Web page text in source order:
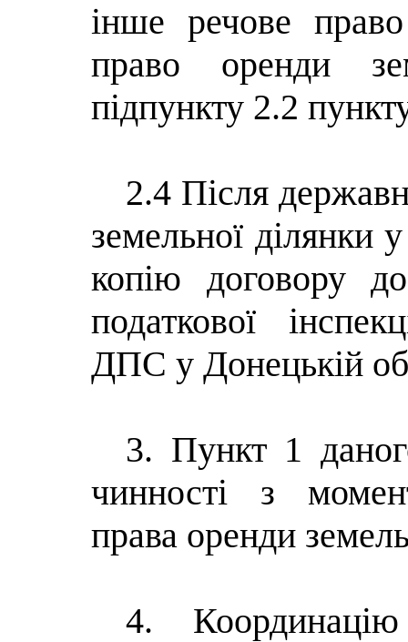
інше речове
право оренди
підпункту 2.2
2.4 Після
земельної ділянки
копію договору
податкової
ДПС у Донецькій
3. Пункт 1
чинності з
права оренди
4.